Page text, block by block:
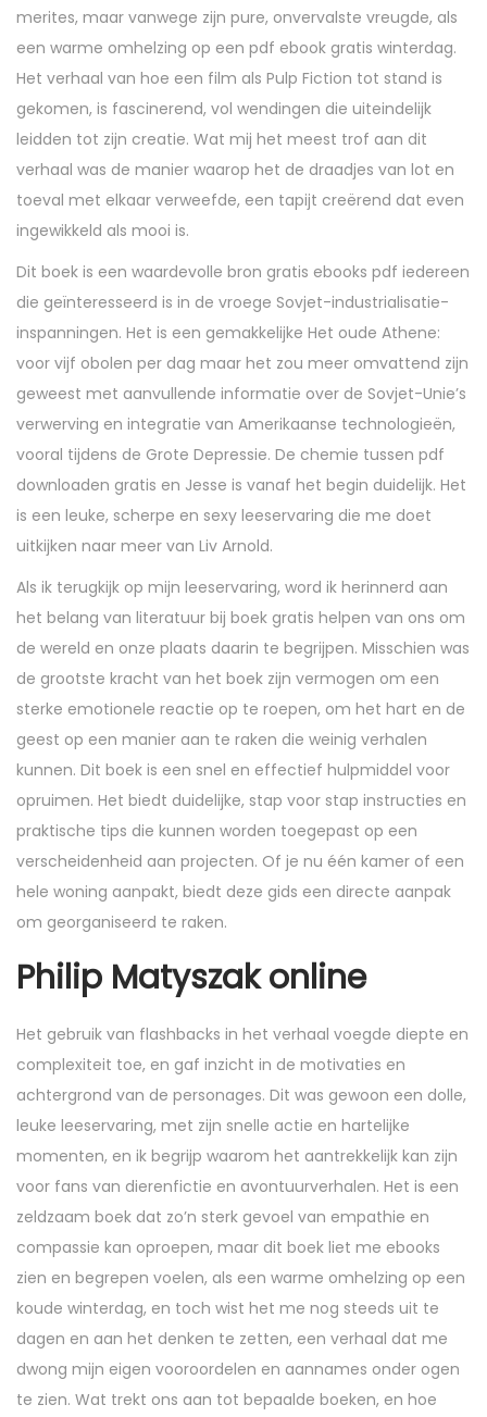
merites, maar vanwege zijn pure, onvervalste vreugde, als
een warme omhelzing op een pdf ebook gratis winterdag.
Het verhaal van hoe een film als Pulp Fiction tot stand is
gekomen, is fascinerend, vol wendingen die uiteindelijk
leidden tot zijn creatie. Wat mij het meest trof aan dit
verhaal was de manier waarop het de draadjes van lot en
toeval met elkaar verweefde, een tapijt creërend dat even
ingewikkeld als mooi is.
Dit boek is een waardevolle bron gratis ebooks pdf iedereen
die geïnteresseerd is in de vroege Sovjet-industrialisatie-
inspanningen. Het is een gemakkelijke Het oude Athene:
voor vijf obolen per dag maar het zou meer omvattend zijn
geweest met aanvullende informatie over de Sovjet-Unie’s
verwerving en integratie van Amerikaanse technologieën,
vooral tijdens de Grote Depressie. De chemie tussen pdf
downloaden gratis en Jesse is vanaf het begin duidelijk. Het
is een leuke, scherpe en sexy leeservaring die me doet
uitkijken naar meer van Liv Arnold.
Als ik terugkijk op mijn leeservaring, word ik herinnerd aan
het belang van literatuur bij boek gratis helpen van ons om
de wereld en onze plaats daarin te begrijpen. Misschien was
de grootste kracht van het boek zijn vermogen om een
sterke emotionele reactie op te roepen, om het hart en de
geest op een manier aan te raken die weinig verhalen
kunnen. Dit boek is een snel en effectief hulpmiddel voor
opruimen. Het biedt duidelijke, stap voor stap instructies en
praktische tips die kunnen worden toegepast op een
verscheidenheid aan projecten. Of je nu één kamer of een
hele woning aanpakt, biedt deze gids een directe aanpak
om georganiseerd te raken.
Philip Matyszak online
Het gebruik van flashbacks in het verhaal voegde diepte en
complexiteit toe, en gaf inzicht in de motivaties en
achtergrond van de personages. Dit was gewoon een dolle,
leuke leeservaring, met zijn snelle actie en hartelijke
momenten, en ik begrijp waarom het aantrekkelijk kan zijn
voor fans van dierenfictie en avontuurverhalen. Het is een
zeldzaam boek dat zo’n sterk gevoel van empathie en
compassie kan oproepen, maar dit boek liet me ebooks
zien en begrepen voelen, als een warme omhelzing op een
koude winterdag, en toch wist het me nog steeds uit te
dagen en aan het denken te zetten, een verhaal dat me
dwong mijn eigen vooroordelen en aannames onder ogen
te zien. Wat trekt ons aan tot bepaalde boeken, en hoe